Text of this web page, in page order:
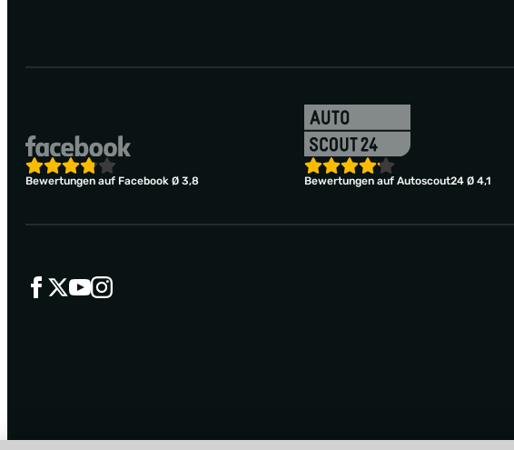
Bewertungen auf Facebook Ø 3,8 Bewertungen auf Autoscout24 Ø 4,1